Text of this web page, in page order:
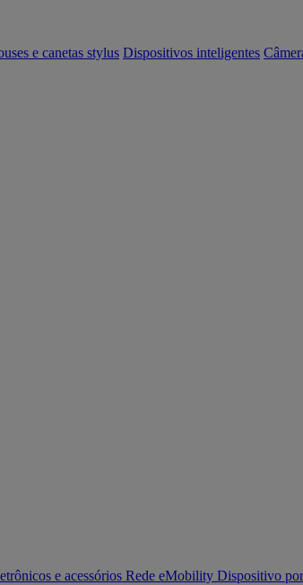
e canetas stylus Dispositivos inteligentes
e acessórios Rede eMobility Dispositivo